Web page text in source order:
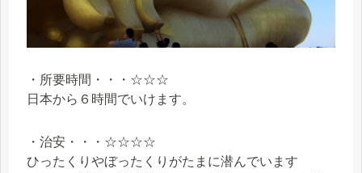
・所要時間・・・☆☆☆
日本から６時間でいけます。
・治安・・・☆☆☆☆
ひったくりやぼったくりがたまに潜んでいます